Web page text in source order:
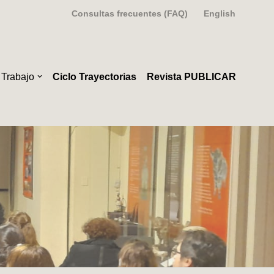
Consultas frecuentes (FAQ) English
Ciclo Trayectorias Revista PUBLICAR